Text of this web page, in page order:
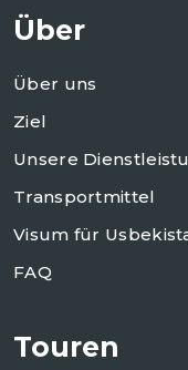
Über
Über uns
Ziel
Unsere
Transportmittel
Visum für
FAQ
Touren